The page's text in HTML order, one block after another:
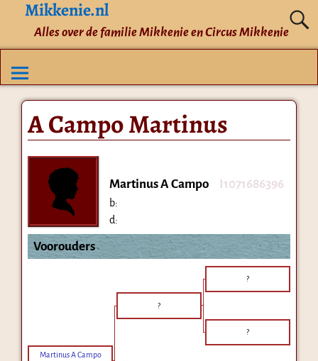
Mikkenie.nl
Alles over de familie Mikkenie en Circus Mikkenie
A Campo Martinus
Martinus A Campo I1071686396
b:
d:
Voorouders
?
?
?
Martinus A Campo